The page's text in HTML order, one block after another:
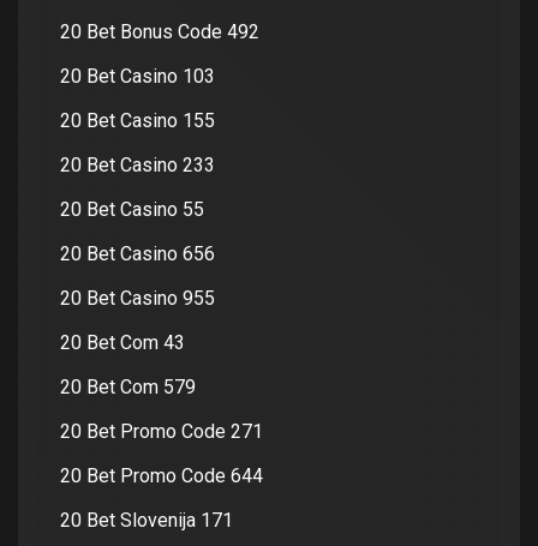
20 Bet Bonus Code 492
20 Bet Casino 103
20 Bet Casino 155
20 Bet Casino 233
20 Bet Casino 55
20 Bet Casino 656
20 Bet Casino 955
20 Bet Com 43
20 Bet Com 579
20 Bet Promo Code 271
20 Bet Promo Code 644
20 Bet Slovenija 171